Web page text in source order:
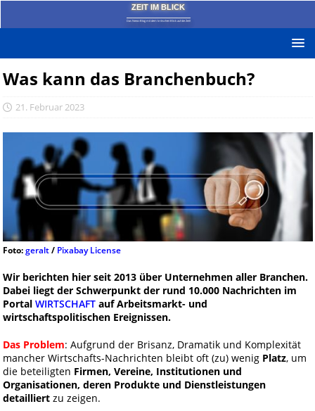
ZEIT IM BLICK
Das News-Blog mit dem kritischen Blick auf die Zeit!
Was kann das Branchenbuch?
21. Februar 2023
Foto:geralt/ Pixabay License
Wir berichten hier seit 2013 über Unternehmen aller Branchen.
Dabei liegt der Schwerpunkt der rund 10.000 Nachrichten im
Portal WIRTSCHAFTauf Arbeitsmarkt- und
wirtschaftspolitischen Ereignissen.
Das Problem: Aufgrund der Brisanz, Dramatik und Komplexität
mancher Wirtschafts-Nachrichten bleibt oft (zu) wenig Platz, um
die beteiligten Firmen, Vereine, Institutionen und
Organisationen, deren Produkte und Dienstleistungen
detailliertzu zeigen.